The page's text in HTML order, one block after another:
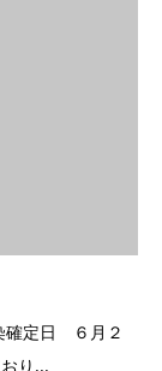
確定日 ６月２
り...